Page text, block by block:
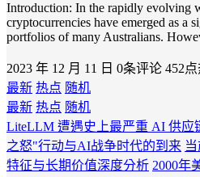
Introduction: In the rapidly evolving
cryptocurrencies have emerged as a
portfolios of many Australians.
2023 年 12 月 11 日 0条评论 452
最新 热点 随机
最新 热点 随机
LiteLLM 遭遇史上最严重 AI 供应
之怒"行动与AI战争时代的到来
特征与长期价值深度分析 2000年